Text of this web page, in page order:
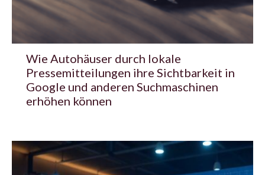
Wie Autohäuser durch lokale
Pressemitteilungen ihre Sichtbarkeit in
Google und anderen Suchmaschinen
erhöhen können